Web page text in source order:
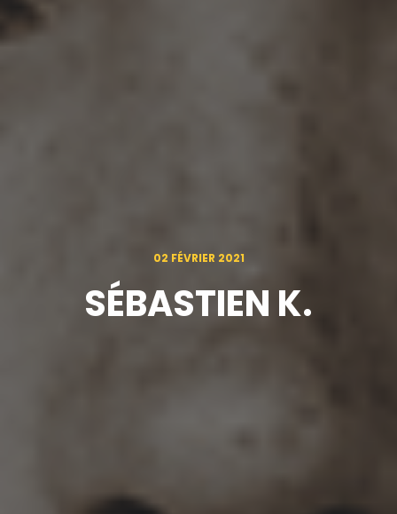
02 FÉVRIER 2021
SÉBASTIEN K.